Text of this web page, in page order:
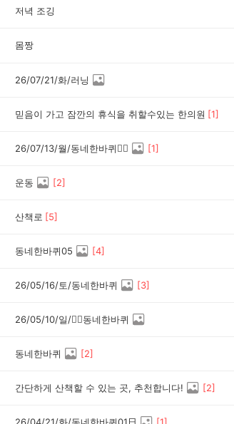
저녁 조깅
몸짱
26/07/21/화/러닝
믿음이 가고 잠깐의 휴식을 취할수있는 한의원 [1]
26/07/13/월/동네한바퀴🏃‍♀️ [1]
운동 [2]
산책로 [5]
동네한바퀴05 [4]
26/05/16/토/동네한바퀴 [3]
26/05/10/일/🚶‍♀️동네한바퀴
동네한바퀴 [2]
간단하게 산책할 수 있는 곳, 추천합니다! [2]
26/04/21/화/동네한바퀴01日 [1]